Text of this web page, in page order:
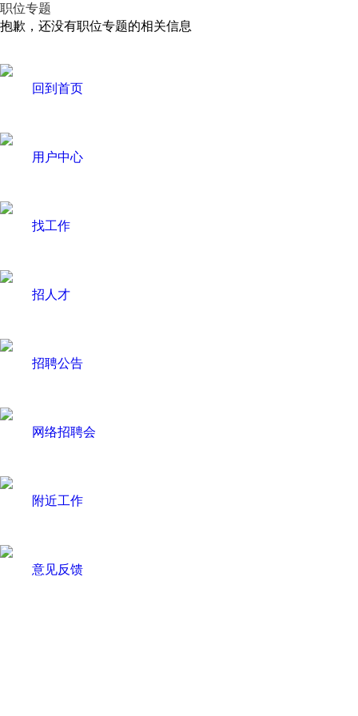
职位专题
抱歉，还没有职位专题的相关信息
回到首页
用户中心
找工作
招人才
招聘公告
网络招聘会
附近工作
意见反馈